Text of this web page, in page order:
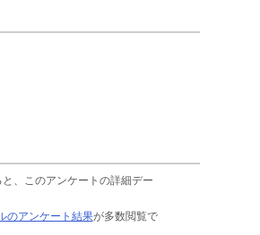
、このアンケートの詳細デー
のアンケート結果が多数閲覧で